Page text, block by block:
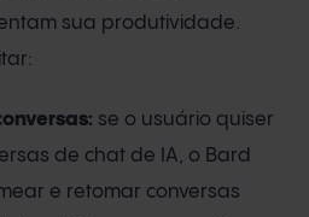
sua produtividade.
se o usuário quiser
de chat de IA, o Bard
e retomar conversas